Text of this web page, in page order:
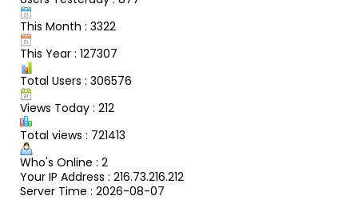
This Month : 3322
This Year : 127307
Total Users : 306576
Views Today : 212
Total views : 721413
Who's Online : 2
Your IP Address : 216.73.216.212
Server Time : 2026-08-07